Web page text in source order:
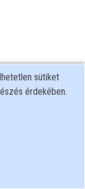
sütiket
érdekében.